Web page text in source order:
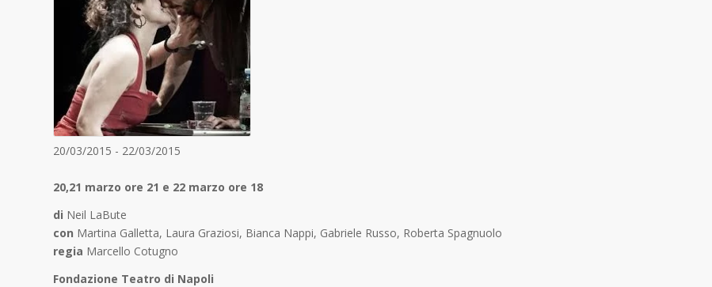
20/03/2015 - 22/03/2015
20,21 marzo ore 21 e 22 marzo ore 18
di Neil LaBute
con Martina Galletta, Laura Graziosi, Bianca Nappi, Gabriele Russo, Roberta Spagnuolo
regia Marcello Cotugno
Fondazione Teatro di Napoli